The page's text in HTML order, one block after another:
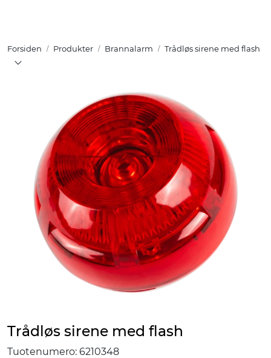
Forsiden Produkter Brannalarm Trådløs sirene med flash
Trådløs sirene med flash
Tuotenumero: 6210348
Tuotteet
YHTEYSTIEDOT
Verkkokauppa